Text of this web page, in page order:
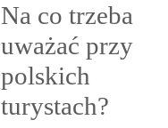
Na co trzeba
uważać przy
polskich
turystach?